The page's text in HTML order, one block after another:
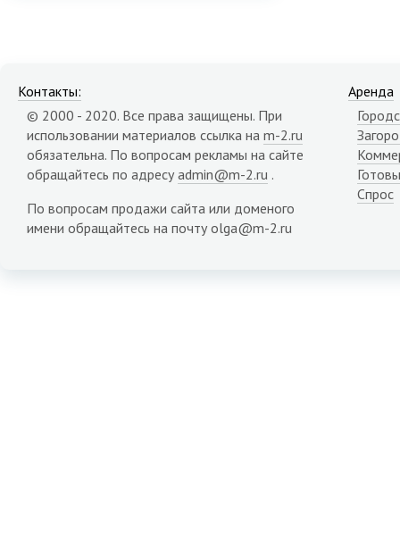
Контакты:
© 2000 - 2020. Все права защищены. При
использовании материалов ссылка на m-2.ru
обязательна. По вопросам рекламы на сайте
обращайтесь по адресу admin@m-2.ru .
По вопросам продажи сайта или доменого
имени обращайтесь на почту olga@m-2.ru
Аренда
Спрос